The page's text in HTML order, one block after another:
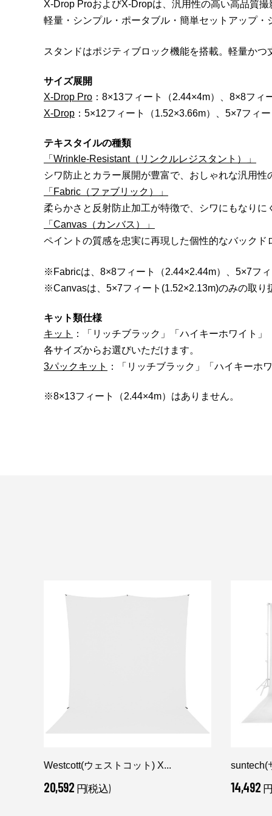
X-Drop ProおよびX-Dropは、汎用性の高い高品質
軽量・シンプル・ポータブル・簡単セットアップ
スタンドはポジティブロック機能を搭載。軽量か
サイズ展開
X-Drop Pro ：8×13フィート（2.44×4m）、8×8フィ
X-Drop ：5×12フィート（1.52×3.66m）、5×7フィ
テキスタイルの種類
「Wrinkle-Resistant（リンクルレジスタント）」
シワ防止とカラー展開が豊富で、おしゃれな汎用
「Fabric（ファブリック）」
柔らかさと反射防止加工が特徴で、シワにもなり
「Canvas（カンバス）」
ペイントの質感を忠実に再現した個性的なバックド
※Fabricは、8×8フィート（2.44×2.44m）、5×7フ
※Canvasは、5×7フィート(1.52×2.13m)のみの取り
キット類仕様
キット
：「リッチブラック」「ハイキーホワイト
各サイズからお選びいただけます。
3パックキット
：「リッチブラック」「ハイキーホ
※8×13フィート（2.44×4m）はありません。
Westcott(ウェストコット) X...
20,592 円(税込)
suntech(
14,492